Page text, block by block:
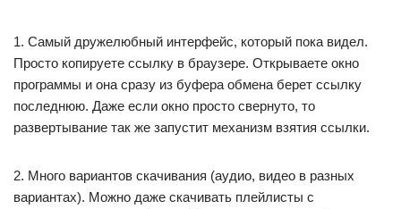
1. Самый дружелюбный интерфейс, который пока видел.
Просто копируете ссылку в браузере. Открываете окно
программы и она сразу из буфера обмена берет ссылку
последнюю. Даже если окно просто свернуто, то
развертывание так же запустит механизм взятия ссылки.
2. Много вариантов скачивания (аудио, видео в разных
вариантах). Можно даже скачивать плейлисты с